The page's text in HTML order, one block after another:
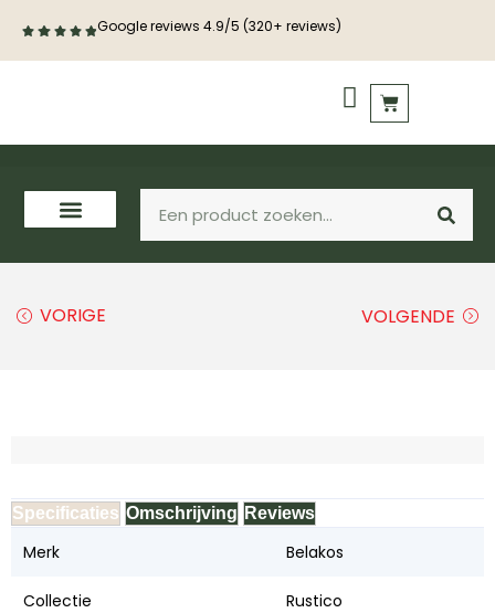
Google reviews 4.9/5 (320+ reviews)
VORIGE VOLGENDE
Specificaties Omschrijving Reviews
Merk Belakos
Collectie Rustico